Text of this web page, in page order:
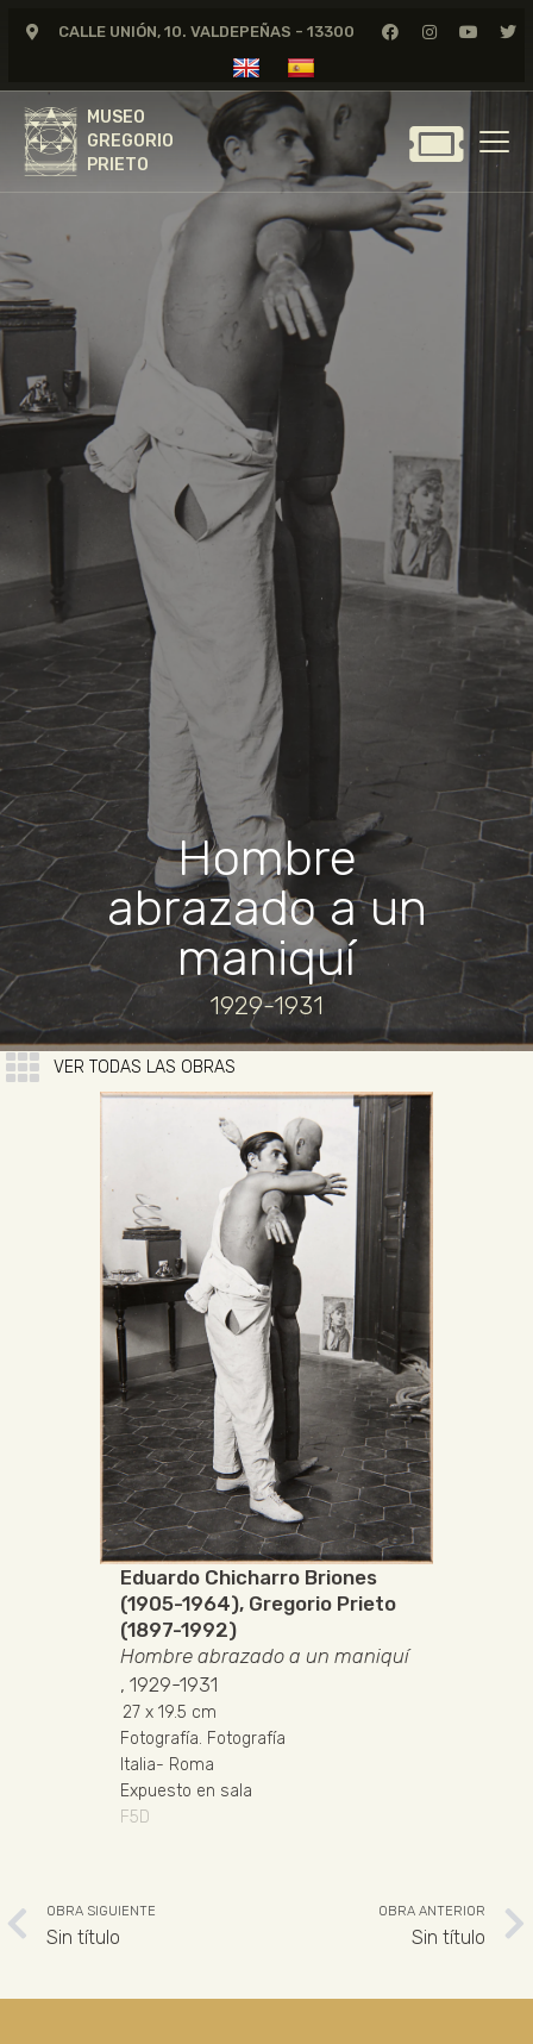
CALLE UNIÓN, 10. VALDEPEÑAS - 13300
MUSEO
GREGORIO
PRIETO
MUSEO
GREGORIO
PRIETO
GREGORIO PRIETO
MUSEO
ARCHIVO
CERTAMEN DE DIBUJO
FUNDACIÓN
TIENDA
NOTICIAS
Hombre
abrazado a un
maniquí
1929-1931
VER TODAS LAS OBRAS
Eduardo Chicharro Briones
(1905-1964), Gregorio Prieto
(1897-1992)
Hombre abrazado a un maniquí
, 1929-1931
27 x 19.5 cm
Fotografía. Fotografía
Italia- Roma
Expuesto en sala
F5D
OBRA SIGUIENTE
Sin título
OBRA ANTERIOR
Sin título